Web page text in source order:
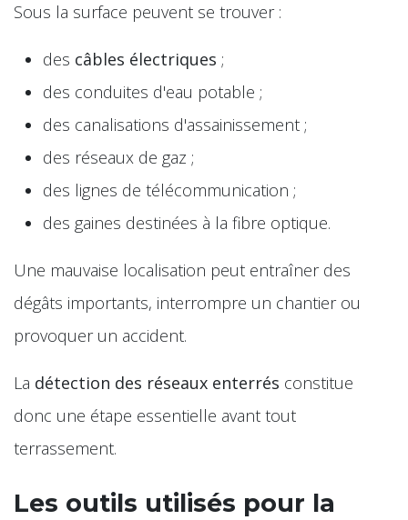
Sous la surface peuvent se trouver :
des câbles électriques ;
des conduites d'eau potable ;
des canalisations d'assainissement ;
des réseaux de gaz ;
des lignes de télécommunication ;
des gaines destinées à la fibre optique.
Une mauvaise localisation peut entraîner des
dégâts importants, interrompre un chantier ou
provoquer un accident.
La détection des réseaux enterrés constitue
donc une étape essentielle avant tout
terrassement.
Les outils utilisés pour la